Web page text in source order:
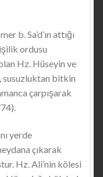
b. Sa’d’ın attığı
ordusu
Hz. Hüseyin ve
susuzluktan bitkin
çarpışarak
yerde
çıkarak
Hz. Ali’nin kölesi